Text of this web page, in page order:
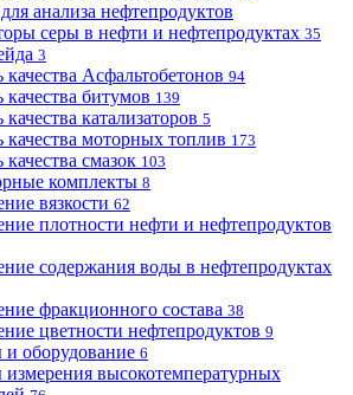
анализа нефтепродуктов
серы в нефти и нефтепродуктах 35
3
качества Асфальтобетонов 94
качества битумов 139
катализаторов 5
качества моторных топлив 173
смазок 103
комплекты 8
вязкости 62
плотности нефти и нефтепродуктов
содержания воды в нефтепродуктах
фракционного состава 38
цветности нефтепродуктов 9
оборудование 6
высокотемпературных